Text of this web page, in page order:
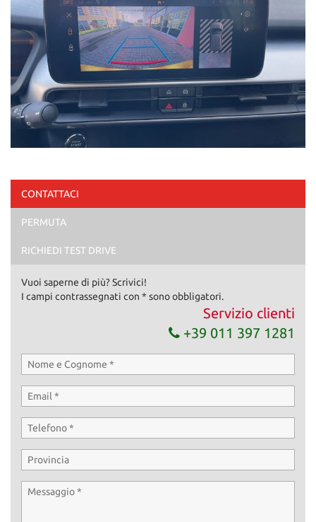
CONTATTACI
PERMUTA
RICHIEDI TEST DRIVE
Vuoi saperne di più? Scrivici!
I campi contrassegnati con * sono obbligatori.
Servizio clienti
+39 011 397 1281